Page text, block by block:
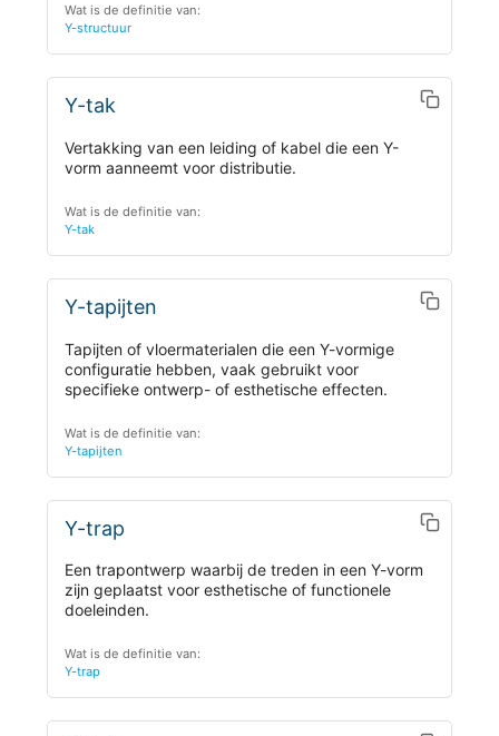
Wat is de definitie van:
Y-structuur
Y-tak
Vertakking van een leiding of kabel die een Y-
vorm aanneemt voor distributie.
Wat is de definitie van:
Y-tak
Y-tapijten
Tapijten of vloermaterialen die een Y-vormige
configuratie hebben, vaak gebruikt voor
specifieke ontwerp- of esthetische effecten.
Wat is de definitie van:
Y-tapijten
Y-trap
Een trapontwerp waarbij de treden in een Y-vorm
zijn geplaatst voor esthetische of functionele
doeleinden.
Wat is de definitie van:
Y-trap